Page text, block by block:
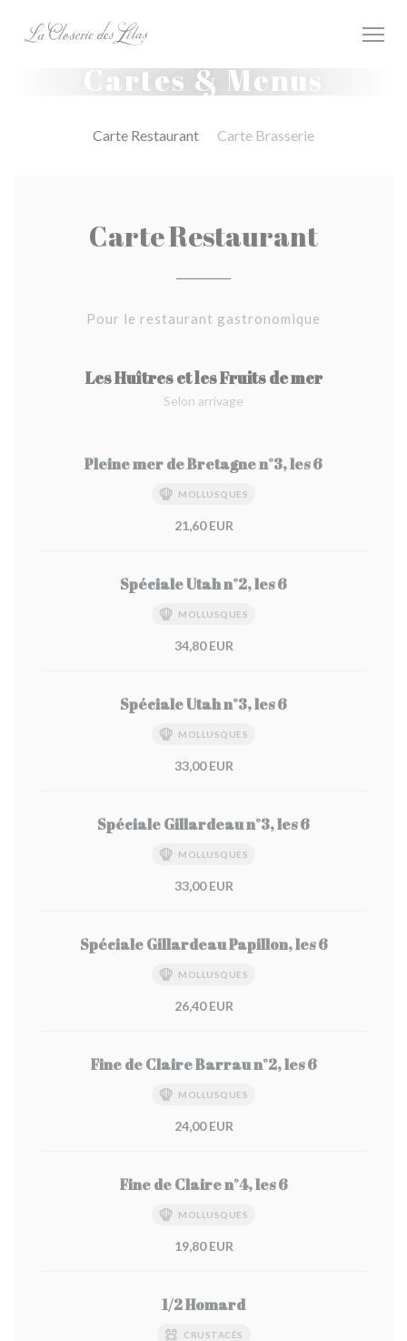
Cartes & Menus
Carte Restaurant Carte Brasserie
Carte Restaurant
Pour le restaurant gastronomique
Les Huîtres et les Fruits de mer
Selon arrivage
Pleine mer de Bretagne n°3, les 6
MOLLUSQUES
21,60 EUR
Spéciale Utah n°2, les 6
MOLLUSQUES
34,80 EUR
Spéciale Utah n°3, les 6
MOLLUSQUES
33,00 EUR
Spéciale Gillardeau n°3, les 6
MOLLUSQUES
33,00 EUR
Spéciale Gillardeau Papillon, les 6
MOLLUSQUES
26,40 EUR
Fine de Claire Barrau n°2, les 6
MOLLUSQUES
24,00 EUR
Fine de Claire n°4, les 6
MOLLUSQUES
19,80 EUR
1/2 Homard
CRUSTACÉS